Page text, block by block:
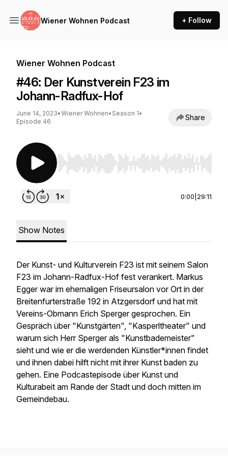
Wiener Wohnen Podcast + Follow
Wiener Wohnen Podcast
#46: Der Kunstverein F23 im
Johann-Radfux-Hof
June 14, 2023•Wiener Wohnen• Season 1•
Episode 46
Share
Use Left/Right to seek, Home/End to jump to
0:00 29:11
Show Notes
Der Kunst- und Kulturverein F23 ist mit seinem Salon
F23 im Johann-Radfux-Hof fest verankert. Markus
Egger war im ehemaligen Friseursalon vor Ort in der
Breitenfurterstraße 192 in Atzgersdorf und hat mit
Vereins-Obmann Erich Sperger gesprochen. Ein
Gespräch über "Kunstgärten", "Kasperltheater" und
warum sich Herr Sperger als "Kunstbademeister"
sieht und wie er die werdenden Künstler*innen findet
und ihnen dabei hilft nicht mit ihrer Kunst baden zu
gehen. Eine Podcastepisode über Kunst und
Kulturabeit am Rande der Stadt und doch mitten im
Gemeindebau.